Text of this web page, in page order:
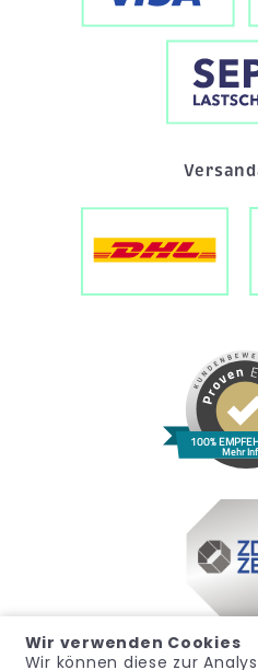
100%
Mehr
Wir verwenden Cookies
Wir können diese zur